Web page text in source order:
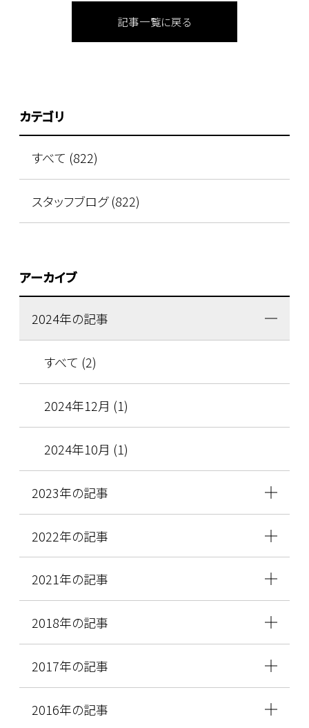
記事一覧に戻る
カテゴリ
すべて (822)
スタッフブログ (822)
アーカイブ
2024年の記事
すべて (2)
2024年12月 (1)
2024年10月 (1)
2023年の記事
2022年の記事
2021年の記事
2018年の記事
2017年の記事
2016年の記事